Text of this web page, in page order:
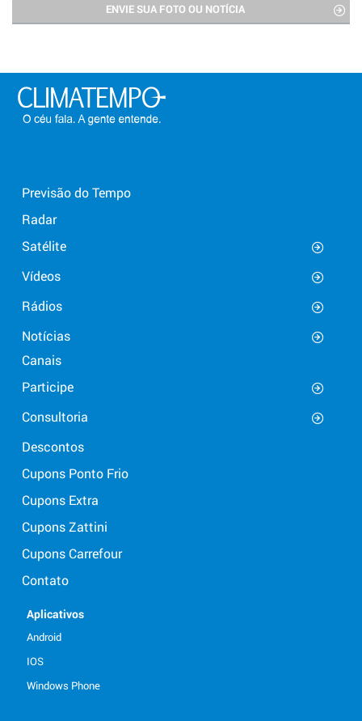
ENVIE SUA FOTO OU NOTÍCIA
Previsão do Tempo
Radar
Satélite
Vídeos
Rádios
Notícias
Canais
Participe
Consultoria
Descontos
Cupons Ponto Frio
Cupons Extra
Cupons Zattini
Cupons Carrefour
Contato
Aplicativos
Android
IOS
Windows Phone